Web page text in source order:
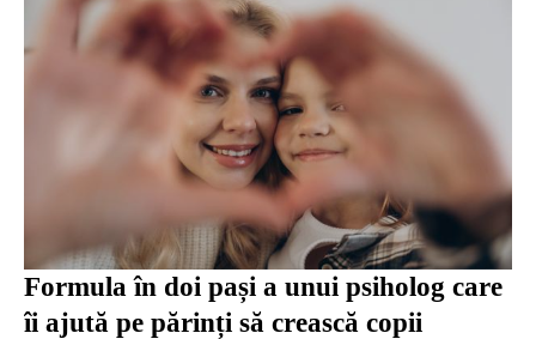
Formula în doi pași a unui psiholog care
îi ajută pe părinți să crească copii